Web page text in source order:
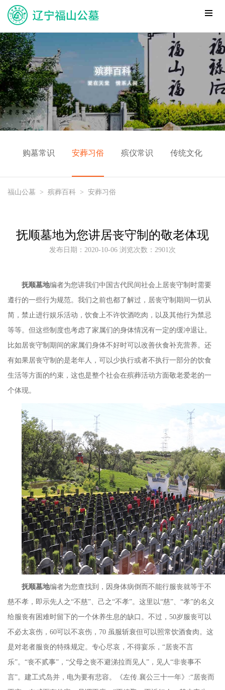
购墓常识 安葬习俗 殡仪常识 传统文化
福山公墓 > 殡葬百科 > 安葬习俗
抚顺墓地为您讲居丧守制的敬老体现
发布日期：2020-10-06 浏览次数：2901次
抚顺墓地编者为您讲我们中国古代民间社会上居丧守制时需要
遵行的一些行为规范。我们之前也都了解过，居丧守制期间一切从
简，禁止进行娱乐活动，饮食上不许饮酒吃肉，以及其他行为禁忌
等等。但这些制度也考虑了家属们的身体情况有一定的缓冲退让。
比如居丧守制期间的家属们身体不好时可以改善伙食补充营养。还
有如果居丧守制的是老年人，可以少执行或者不执行一部分的饮食
生活等方面的约束，这也是整个社会在殡葬活动方面敬老爱老的一
个体现。
抚顺墓地编者为您查找到，因身体病倒而不能行服丧就等于不
慈不孝，即示先人之“不慈”、己之“不孝”。这里以“慈”、“孝”的名义
给服丧有困难时留下的一个休养生息的缺口。不过， 50岁服丧可以
不必太哀伤， 60可以不哀伤， 70 虽服斩衰但可以照常饮酒食肉。这
是对老者服丧的特殊规定。专心尽哀，不得宴乐，“居丧不言
乐”。“丧不贰事”，“父母之丧不避涕拉而见人”，见人“非丧事不
言”。建工式岛并，电为要有悲容。《左传.襄公三十一年》 :“居丧而